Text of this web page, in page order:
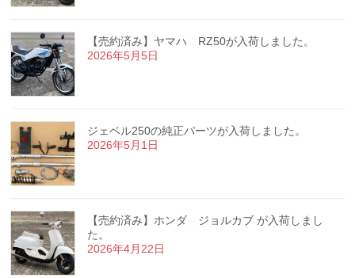
【売約済み】ヤマハ RZ50が入荷しました。
2026年5月5日
ジェベル250の純正パーツが入荷しました。
2026年5月1日
【売約済み】ホンダ ジョルカブ が入荷しまし
た。
2026年4月22日